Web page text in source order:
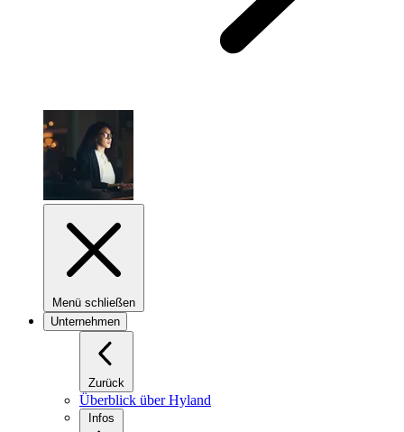
Menü schließen
Unternehmen
Zurück
Überblick über Hyland
Infos